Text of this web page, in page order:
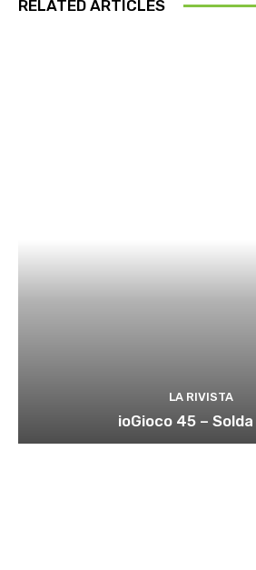
RELATED ARTICLES
LA RIVISTA
ioGioco 45 –